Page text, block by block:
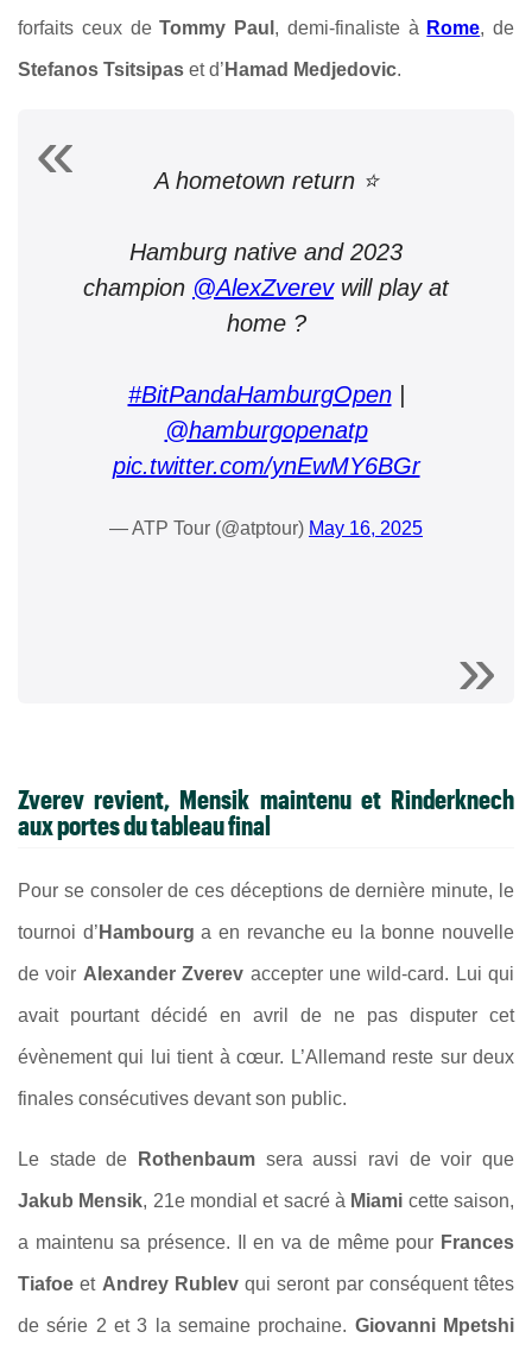
forfaits ceux deTommy Paul , demi-finaliste à Rome, de
Stefanos Tsitsipas et d’ Hamad Medjedovic.
A hometown return ⭐️
Hamburg native and 2023
champion @AlexZverevwill play at
home ?
#BitPandaHamburgOpen|
@hamburgopenatp
pic.twitter.com/ynEwMY6BGr
— ATP Tour (@atptour) May 16, 2025
Zverev revient, Mensik maintenu et Rinderknech
aux portes du tableau final
Pour se consoler de ces déceptions de dernière minute, le
tournoi d’ Hambourg a en revanche eu la bonne nouvelle
de voir Alexander Zverev accepter une wild-card. Lui qui
avait pourtant décidé en avril de ne pas disputer cet
évènement qui lui tient à cœur. L’Allemand reste sur deux
finales consécutives devant son public.
Le stade de Rothenbaum sera aussi ravi de voir que
Jakub Mensik, 21e mondial et sacré à Miami cette saison,
a maintenu sa présence. Il en va de même pour Frances
Tiafoe et Andrey Rublevqui seront par conséquent têtes
de série 2 et 3 la semaine prochaine. Giovanni Mpetshi